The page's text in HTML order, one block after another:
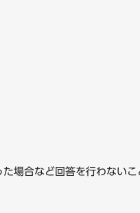
た場合など回答を行わな